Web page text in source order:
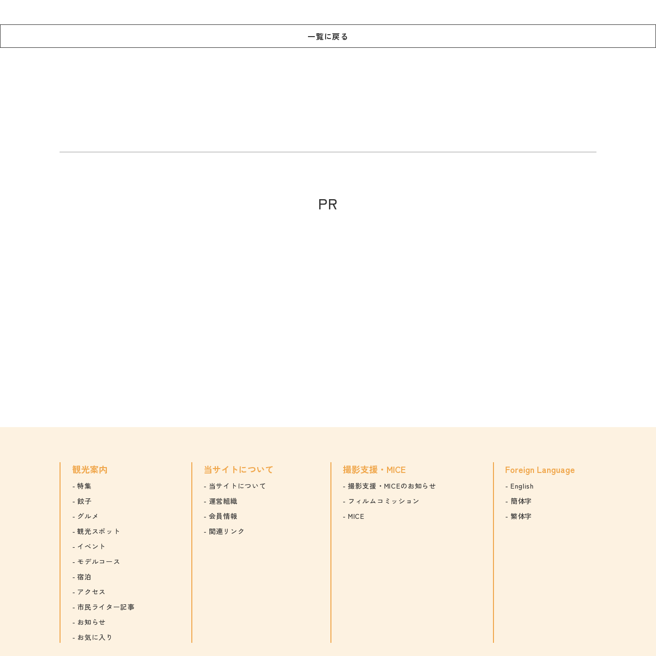
一覧に戻る
PR
観光案内
特集
餃子
グルメ
観光スポット
イベント
モデルコース
宿泊
アクセス
市民ライター記事
お知らせ
お気に入り
当サイトについて
当サイトについて
運営組織
会員情報
関連リンク
撮影支援・MICE
撮影支援・MICEのお知らせ
フィルムコミッション
MICE
Foreign Language
English
簡体字
繁体字